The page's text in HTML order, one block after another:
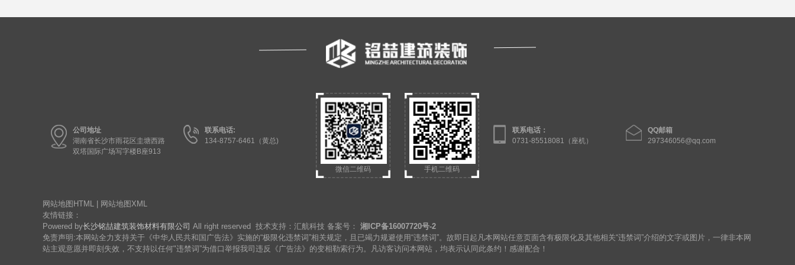
公司地址
湖南省长沙市雨花区圭塘西路
双塔国际广场写字楼B座913
联系电话:
134-8757-6461（黄总)
微信二维码 手机二维码
联系电话：
0731-85518081（座机）
QQ邮箱
297346056@qq.com
网站地图HTML
网站地图XML
友情链接：
Powered by长沙铭喆建筑装饰材料有限公司 All right reserved 技术支持：汇航科技 备案号：
湘ICP备16007720号-2
免责声明:本网站全力支持关于《中华人民共和国广告法》实施的“极限化违禁词”相关规定，且已竭力规避使用“违禁词”。故即日起凡本网站任意页面含有极限化及其他相关“违禁词”介绍的文字或图片，一律非本网
站主观意愿并即刻失效，不支持以任何"违禁词”为借口举报我司违反《广告法》的变相勒索行为。凡访客访问本网站，均表示认同此条约！感谢配合！